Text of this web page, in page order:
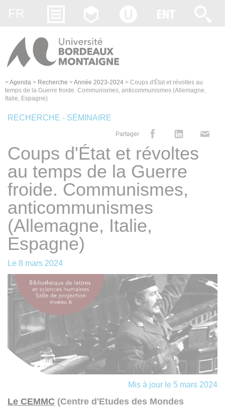
>Agenda > Recherche >Année 2023-2024 > Coups d'État et révoltes au
temps de la Guerre froide. Communismes, anticommunismes (Allemagne,
Italie, Espagne)
RECHERCHE - SÉMINAIRE
Partager
Coups d'État et révoltes
au temps de la Guerre
froide. Communismes,
anticommunismes
(Allemagne, Italie,
Espagne)
Le 8 mars 2024
Mis à jour le 5 mars 2024
Le CEMMC (Centre d'Etudes des Mondes